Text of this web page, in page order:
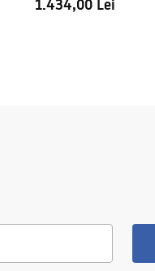
1.434,00 Lei